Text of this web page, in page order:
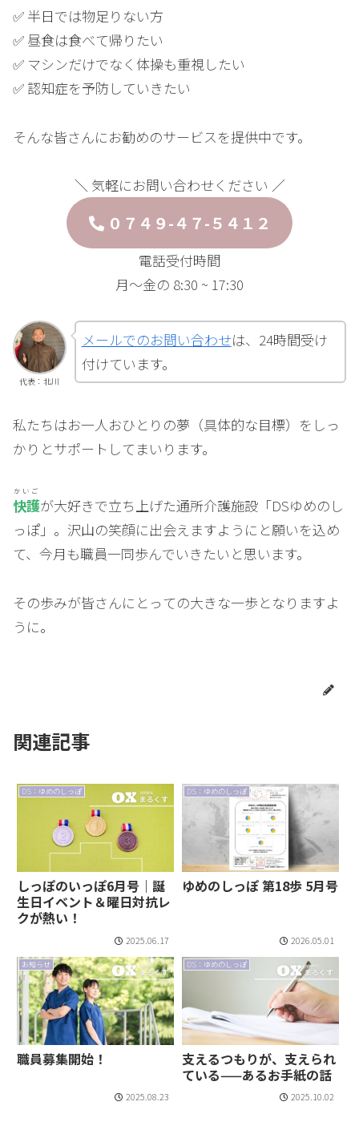
✅ 半日では物足りない方
✅ 昼食は食べて帰りたい
✅ マシンだけでなく体操も重視したい
✅ 認知症を予防していきたい
そんな皆さんにお勧めのサービスを提供中です。
＼ 気軽にお問い合わせください ／
０７４９-４７-５４１２
電話受付時間
月〜金の 8:30 ~ 17:30
代表：北川
メールでのお問い合わせは、24時間受け
付けています。
私たちはお一人おひとりの夢（具体的な目標）をしっ
かりとサポートしてまいります。
快護
かいご
が大好きで立ち上げた通所介護施設「DSゆめのし
っぽ」。沢山の笑顔に出会えますようにと願いを込め
て、今月も職員一同歩んでいきたいと思います。
その歩みが皆さんにとっての大きな一歩となりますよ
うに。
関連記事
DS：ゆめのしっぽ
しっぽのいっぽ6月号｜誕
生日イベント＆曜日対抗レ
クが熱い！
2025.06.17
DS：ゆめのしっぽ
ゆめのしっぽ 第18歩 5月号
2026.05.01
お知らせ
職員募集開始！
2025.08.23
DS：ゆめのしっぽ
支えるつもりが、支えられ
ている——あるお手紙の話
2025.10.02